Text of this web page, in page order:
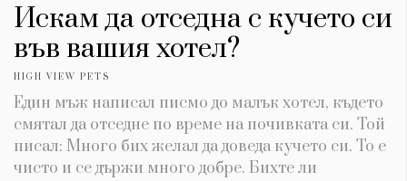
Искам да отседна с кучето си
във вашия хотел?
HIGH VIEW PETS
Един мъж написал писмо до малък хотел, където
смятал да отседне по време на почивката си. Той
писал: Много бих желал да доведа кучето си. То е
чисто и се държи много добре. Бихте ли